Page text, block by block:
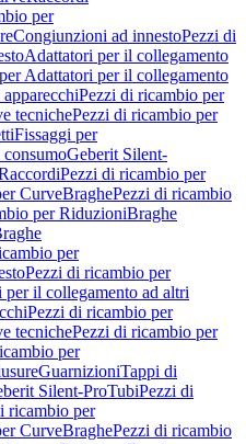
per
Congiunzioni ad innestoPezzi di
Adattatori per il collegamento
Adattatori per il collegamento
Pezzi di ricambio per
tecnichePezzi di ricambio per
Fissaggi per
Geberit Silent-
Pezzi di ricambio per
CurveBraghePezzi di ricambio
per RiduzioniBraghe
per
Pezzi di ricambio per
per il collegamento ad altri
Pezzi di ricambio per
tecnichePezzi di ricambio per
per
GuarnizioniTappi di
Silent-ProTubiPezzi di
ricambio per
CurveBraghePezzi di ricambio